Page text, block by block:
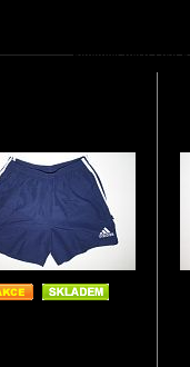
Podobné zboží jako